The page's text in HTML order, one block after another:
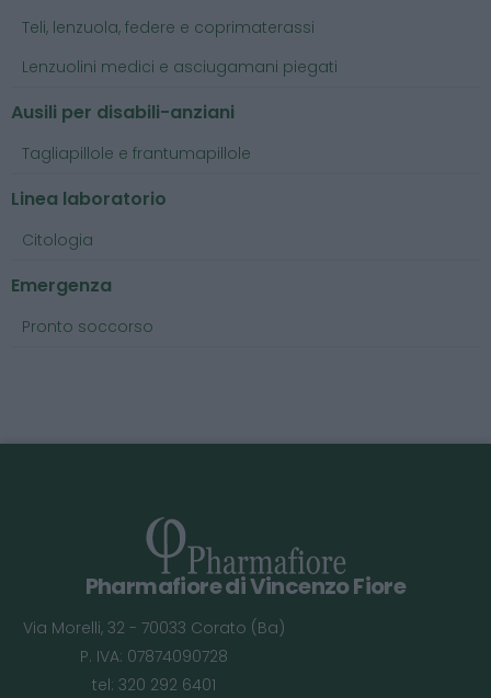
Teli, lenzuola, federe e coprimaterassi
Lenzuolini medici e asciugamani piegati
Ausili per disabili-anziani
Tagliapillole e frantumapillole
Linea laboratorio
Citologia
Emergenza
Pronto soccorso
Pharmafiore di Vincenzo Fiore
Via Morelli, 32 - 70033 Corato (Ba)
P. IVA: 07874090728
tel: 320 292 6401